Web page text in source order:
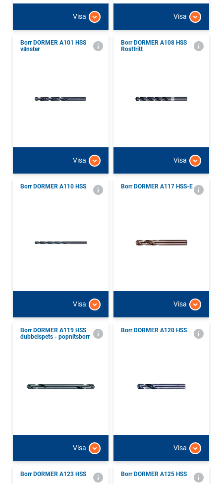
Visa Visa
Borr DORMER A101 HSS
vänster
Visa
Borr DORMER A108 HSS
Rostfritt
Visa
Borr DORMER A110 HSS
Visa
Borr DORMER A117 HSS-E
Visa
Borr DORMER A119 HSS
dubbelspets - popnitsborr
Visa
Borr DORMER A120 HSS
Visa
Borr DORMER A123 HSS Borr DORMER A125 HSS